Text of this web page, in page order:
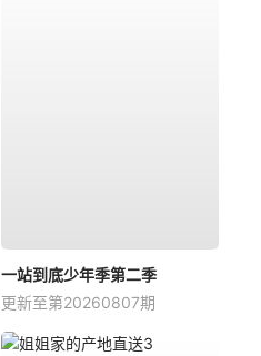
一站到底少年季第二季
更新至第20260807期